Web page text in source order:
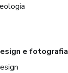
e fotografia